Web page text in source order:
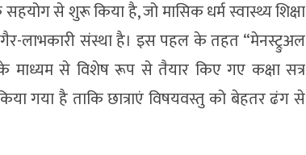
से शुरू किया है, जो मासिक धर्म स्वास्थ्य शिक्षा
गैर-लाभकारी संस्था है। इस पहल के तहत “मेनस्ट्रुअल
माध्यम से विशेष रूप से तैयार किए गए कक्षा सत्र
गया है ताकि छात्राएं विषयवस्तु को बेहतर ढंग से